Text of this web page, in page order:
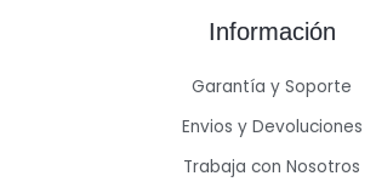
Información
Garantía y Soporte
Envios y Devoluciones
Trabaja con Nosotros